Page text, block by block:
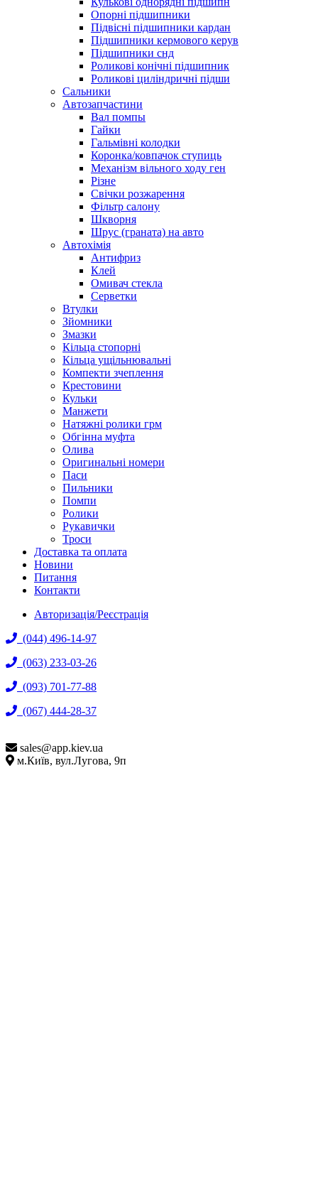
Опорні підшипники
Підвісні підшипники кардан
Підшипники кермового керув
Підшипники снд
Роликові конічні підшипник
Роликові циліндричні підши
Сальники
Автозапчастини
Вал помпы
Гайки
Гальмівні колодки
Коронка/ковпачок ступиць
Механізм вільного ходу ген
Різне
Свічки розжарення
Фільтр салону
Шкворня
Шрус (граната) на авто
Автохімія
Антифриз
Клей
Омивач стекла
Серветки
Втулки
Зйомники
Змазки
Кільца стопорні
Кільца ущільнювальні
Компекти зчеплення
Крестовини
Кульки
Манжети
Натяжні ролики грм
Обгінна муфта
Олива
Оригинальні номери
Паси
Пильники
Помпи
Ролики
Рукавички
Троси
Доставка та оплата
Новини
Питання
Контакти
Авторизація/Реєстрація
(044) 496-14-97
(063) 233-03-26
(093) 701-77-88
(067) 444-28-37
sales@app.kiev.ua
м.Київ, вул.Лугова, 9п